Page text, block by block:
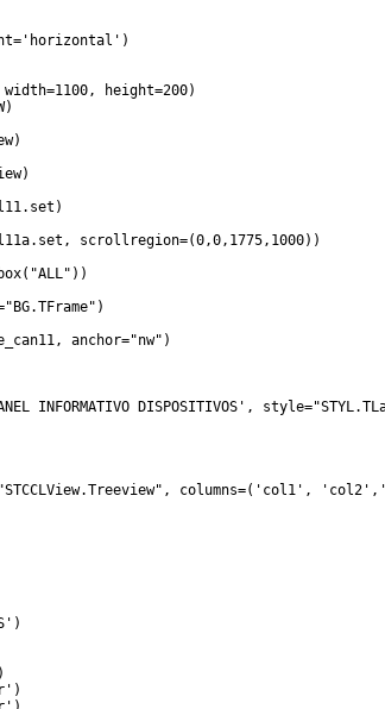
height=200)
scrollregion=(0,0,1775,1000))
anchor="nw")
DISPOSITIVOS',
columns=('col1',